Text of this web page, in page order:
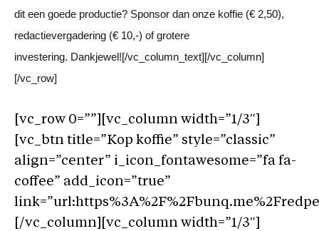
dit een goede productie? Sponsor dan onze koffie (€ 2,50),
redactievergadering (€ 10,-) of grotere
investering. Dankjewel![/vc_column_text][/vc_column]
[/vc_row]
[vc_row 0=””][vc_column width=”1/3″]
[vc_btn title=”Kop koffie” style=”classic”
align=”center” i_icon_fontawesome=”fa fa-
coffee” add_icon=”true”
[/vc_column][vc_column width=”1/3″]